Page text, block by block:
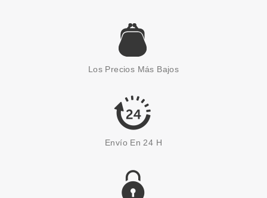
16.50€
Los Precios Más Bajos
Envío En 24 H